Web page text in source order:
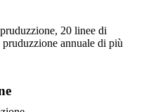
20 linee di
annuale di più